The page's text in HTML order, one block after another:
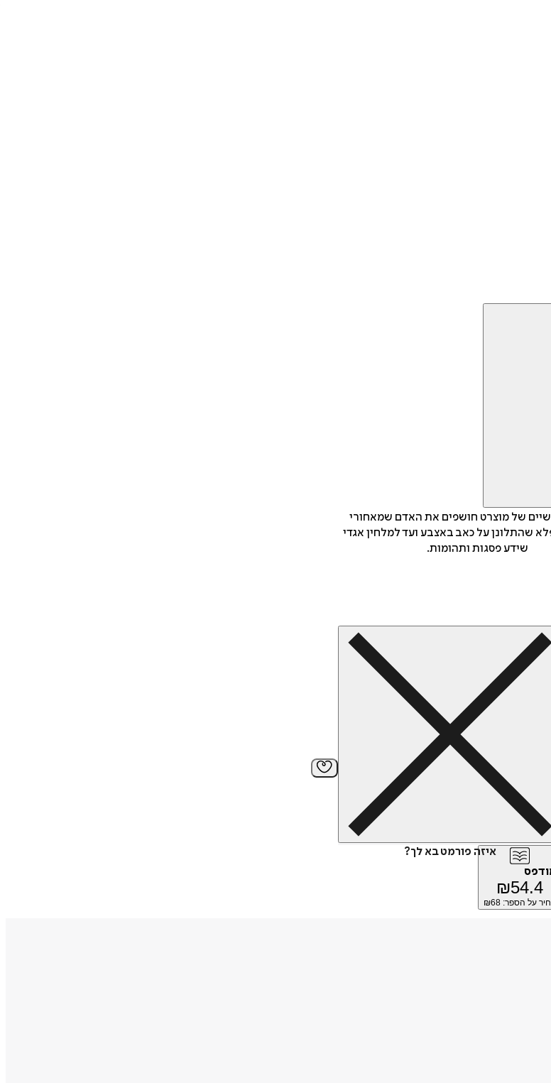
של מוצרט חושפים את האדם שמאחורי
שהתלונן על כאב באצבע ועד למלחין אגדי
שידע פסגות ותהומות.
איזה פורמט בא לך?
₪54.4
על הספר: ₪68